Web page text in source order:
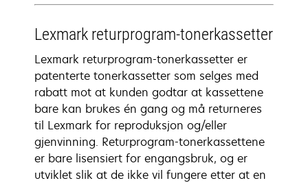
Lexmark returprogram-tonerkassetter
Lexmark returprogram-tonerkassetter er
patenterte tonerkassetter som selges med
rabatt mot at kunden godtar at kassettene
bare kan brukes én gang og må returneres
til Lexmark for reproduksjon og/eller
gjenvinning. Returprogram-tonerkassettene
er bare lisensiert for engangsbruk, og er
utviklet slik at de ikke vil fungere etter at en